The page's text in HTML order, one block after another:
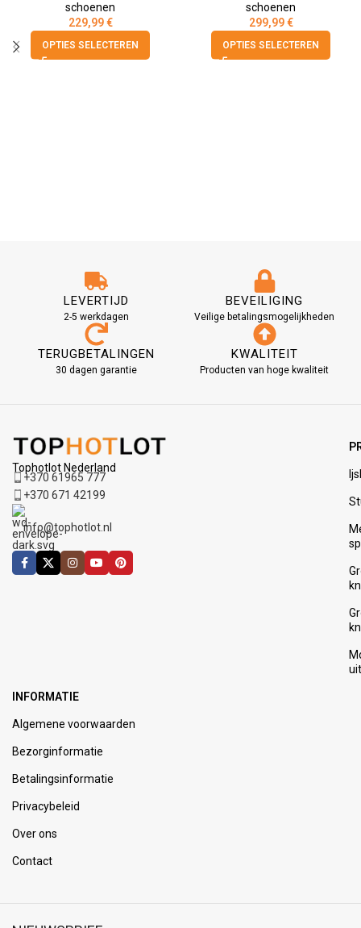
schoenen
229,99€
OPTIES SELECTEREN
schoenen
299,99€
OPTIES SELECTEREN
LEVERTIJD
2-5 werkdagen
BEVEILIGING
Veilige betalingsmogelijkheden
TERUGBETALINGEN
30 dagen garantie
KWALITEIT
Producten van hoge kwaliteit
Tophotlot Nederland
+370 61965 777
+370 671 42199
info@tophotlot.nl
INFORMATIE
Algemene voorwaarden
Bezorginformatie
Betalingsinformatie
Privacybeleid
Over ons
Contact